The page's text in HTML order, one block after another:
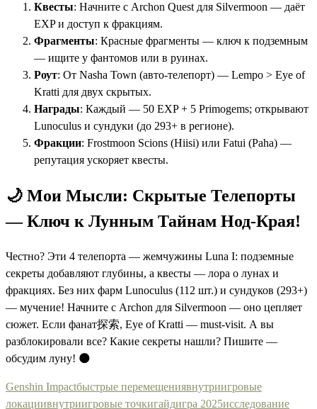
Квесты: Начните с Archon Quest для Silvermoon — даёт
EXP и доступ к фракциям.
Фрагменты: Красные фрагменты — ключ к подземным
— ищите у фантомов или в руинах.
Роут: От Nasha Town (авто-телепорт) — Lempo > Eye of
Kratti для двух скрытых.
Награды: Каждый — 50 EXP + 5 Primogems; открывают
Lunoculus и сундуки (до 293+ в регионе).
Фракции: Frostmoon Scions (Hiisi) или Fatui (Paha) —
репутация ускоряет квесты.
🌙 Мои Мысли: Скрытые Телепорты
— Ключ к Лунным Тайнам Нод-Края!
Честно? Эти 4 телепорта — жемчужины Luna I: подземные
секреты добавляют глубины, а квесты — лора о лунах и
фракциях. Без них фарм Lunoculus (112 шт.) и сундуков (293+)
— мучение! Начните с Archon для Silvermoon — оно цепляет
сюжет. Если фанат探索, Eye of Kratti — must-visit. А вы
разблокировали все? Какие секреты нашли? Пишите —
обсудим луну! 🌑
Genshin Impactбыстрые перемещениявнутриигровые
локациивнутриигровые точкигайдигра 2025исследование